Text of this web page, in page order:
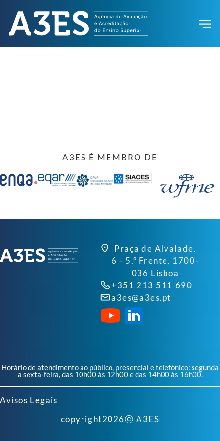
A3ES É MEMBRO DE
Praça de Alvalade,
6 - 5.º Frente, 1700-
036 Lisboa
+351 213 511 690
a3es@a3es.pt
Horário de atendimento ao público, presencial e telefónico: segunda
a sexta-feira, das 10h00 às 12h00 e das 14h00 às 16h00.
Avisos Legais
copyright2026ⓒ A3ES